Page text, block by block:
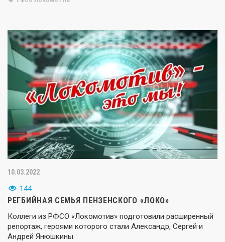
10.03.2022
144
РЕГБИЙНАЯ СЕМЬЯ ПЕНЗЕНСКОГО «ЛОКО»
Коллеги из РФСО «Локомотив» подготовили расширенный
репортаж, героями которого стали Александр, Сергей и
Андрей Янюшкины.